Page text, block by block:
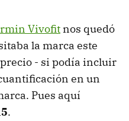
Vivofit nos quedó
la marca este
precio - si podía incluir
en un
Pues aquí
.